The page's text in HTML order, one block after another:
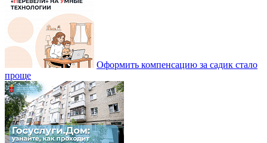
Оформить компенсацию за садик стало
проще